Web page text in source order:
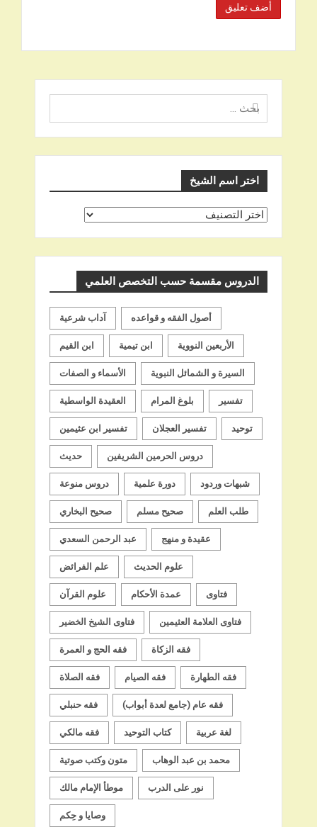
البحث
عن
اختر اسم الشيخ
اختر
الدروس مقسمة حسب التخصص العلمي
آداب شرعية أصول الفقه و قواعده
ابن القيم ابن تيمية الأربعين النووية
الأسماء و الصفات السيرة و الشمائل النبوية
العقيدة الواسطية بلوغ المرام تفسير
تفسير ابن عثيمين تفسير العجلان توحيد
حديث دروس الحرمين الشريفين
دروس منوعة دورة علمية شبهات وردود
صحيح البخاري صحيح مسلم طلب العلم
عبد الرحمن السعدي عقيدة و منهج
علم الفرائض علوم الحديث
علوم القرآن عمدة الأحكام فتاوى
فتاوى الشيخ الخضير فتاوى العلامة العثيمين
فقه الحج و العمرة فقه الزكاة
فقه الصلاة فقه الصيام فقه الطهارة
فقه حنبلي فقه عام (جامع لعدة أبواب)
فقه مالكي كتاب التوحيد لغة عربية
متون وكتب صوتية محمد بن عبد الوهاب
موطأ الإمام مالك نور على الدرب
وصايا و حِكم